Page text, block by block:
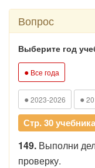
Вопрос
Выберите год
● Все года
● 2023-2026 ●
Стр. 30
149. Выполни
проверку.